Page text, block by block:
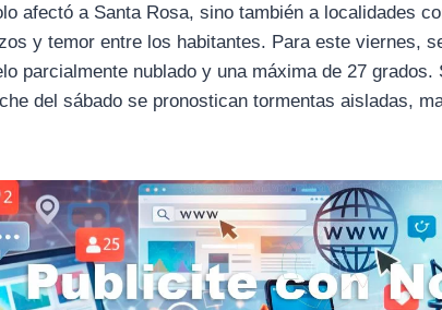
afectó a Santa Rosa, sino también a localidades
y temor entre los habitantes. Para este viernes,
parcialmente nublado y una máxima de 27
del sábado se pronostican tormentas aisladas,